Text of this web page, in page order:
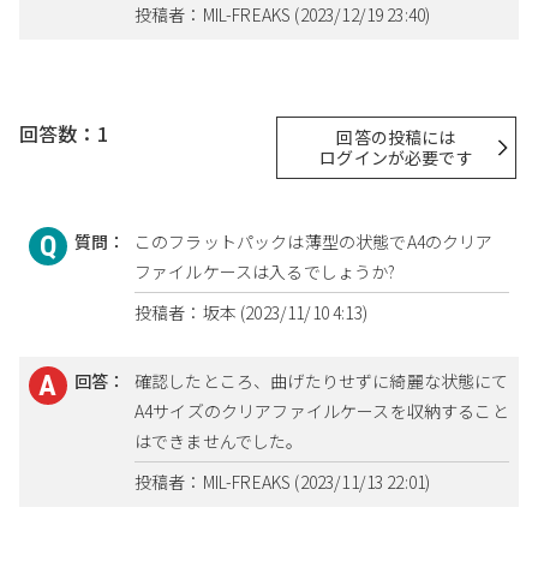
投稿者：MIL-FREAKS (2023/12/19 23:40)
回答数：1
回答の投稿には
ログインが必要です
質問：
このフラットパックは薄型の状態でA4のクリア
ファイルケースは入るでしょうか?
投稿者：坂本 (2023/11/10 4:13)
回答：
確認したところ、曲げたりせずに綺麗な状態にて
A4サイズのクリアファイルケースを収納すること
はできませんでした。
投稿者：MIL-FREAKS (2023/11/13 22:01)